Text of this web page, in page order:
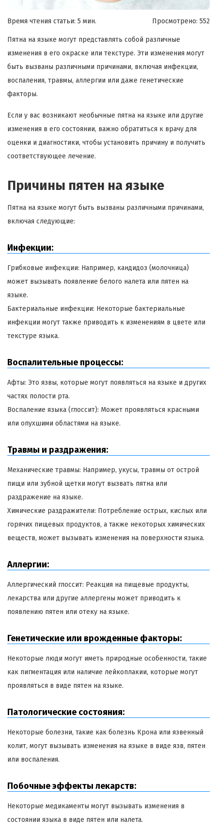
Время чтения статьи: 5 мин. Просмотрено: 552
Пятна на языке могут представлять собой различные
изменения в его окраске или текстуре. Эти изменения могут
быть вызваны различными причинами, включая инфекции,
воспаления, травмы, аллергии или даже генетические
факторы.
Если у вас возникают необычные пятна на языке или другие
изменения в его состоянии, важно обратиться к врачу для
оценки и диагностики, чтобы установить причину и получить
соответствующее лечение.
Причины пятен на языке
Пятна на языке могут быть вызваны различными причинами,
включая следующие:
Инфекции:
Грибковые инфекции: Например, кандидоз (молочница)
может вызывать появление белого налета или пятен на
языке.
Бактериальные инфекции: Некоторые бактериальные
инфекции могут также приводить к изменениям в цвете или
текстуре языка.
Воспалительные процессы:
Афты: Это язвы, которые могут появляться на языке и других
частях полости рта.
Воспаление языка (глоссит): Может проявляться красными
или опухшими областями на языке.
Травмы и раздражения:
Механические травмы: Например, укусы, травмы от острой
пищи или зубной щетки могут вызвать пятна или
раздражение на языке.
Химические раздражители: Потребление острых, кислых или
горячих пищевых продуктов, а также некоторых химических
веществ, может вызывать изменения на поверхности языка.
Аллергии:
Аллергический глоссит: Реакция на пищевые продукты,
лекарства или другие аллергены может приводить к
появлению пятен или отеку на языке.
Генетические или врожденные факторы:
Некоторые люди могут иметь природные особенности, такие
как пигментация или наличие лейкоплакии, которые могут
проявляться в виде пятен на языке.
Патологические состояния:
Некоторые болезни, такие как болезнь Крона или язвенный
колит, могут вызывать изменения на языке в виде язв, пятен
или воспаления.
Побочные эффекты лекарств:
Некоторые медикаменты могут вызывать изменения в
состоянии языка в виде пятен или налета.